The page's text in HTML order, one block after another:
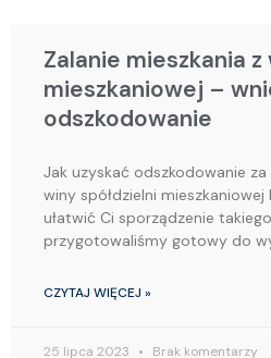
Zalanie mieszkania
mieszkaniowej –
odszkodowanie
Jak uzyskać odszkodowanie za
winy spółdzielni
ułatwić Ci sporządzenie
przygotowaliśmy gotowy do
CZYTAJ WIĘCEJ »
25 lipca 2023 Brak komentarzy